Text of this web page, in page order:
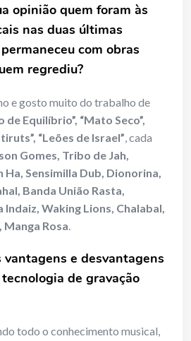
opinião quem foram às
nas duas últimas
com obras
regrediu?
e gosto muito do trabalho de
de Equilíbrio”, “Mato Seco”,
“Leões de Israel”, cada
Gomes, Tribo de Jah,
Ha, Sensimilla Dub, Dionorina,
Banda União Rasta,
Waking Lions, Chalabal,
Rosa.
vantagens e desvantagens
de gravação
todo o conhecimento musical,